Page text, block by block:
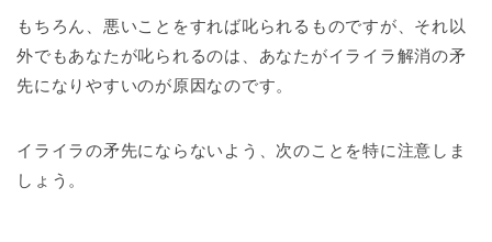
もちろん、悪いことをすれば叱られるものですが、それ以
外でもあなたが叱られるのは、あなたがイライラ解消の矛
先になりやすいのが原因なのです。
イライラの矛先にならないよう、次のことを特に注意しま
しょう。